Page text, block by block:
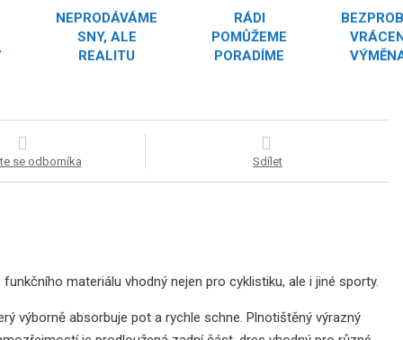
NEPRODÁVÁME
SNY, ALE
REALITU
RÁDI
POMŮŽEME
PORADÍME
se odborníka Sdílet
materiálu vhodný nejen pro cyklistiku, ale i jiné sporty.
výborně absorbuje pot a rychle schne. Plnotištěný výrazný